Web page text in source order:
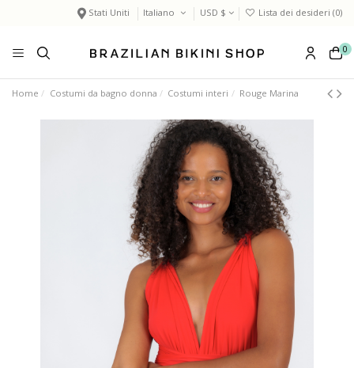
Stati Uniti Italiano USD $ Lista dei desideri (0)
0
Home Costumi da bagno donna Costumi interi Rouge Marina